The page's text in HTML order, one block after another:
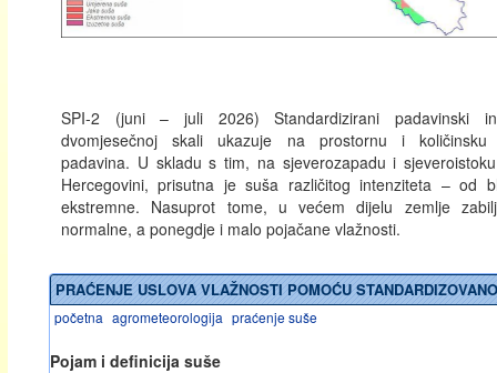
SPI‑2 (juni – juli 2026) Standardizirani padavinski
dvomjesečnoj skali ukazuje na prostornu i količinsku
padavina. U skladu s tim, na sjeverozapadu i
Hercegovini, prisutna je suša različitog intenziteta – od
ekstremne. Nasuprot tome, u većem dijelu zemlje
normalne, a ponegdje i malo pojačane vlažnosti.
PRAĆENJE USLOVA VLAŽNOSTI POMOĆU
početna agrometeorologija praćenje suše
Pojam i definicija suše